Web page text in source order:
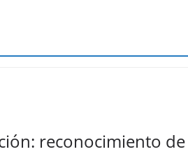
reconocimiento de